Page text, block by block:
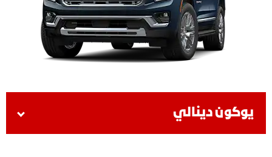
يوكون دينالي